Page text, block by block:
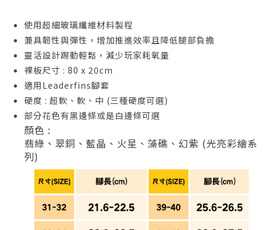
使用超細玻璃纖維材料製程
兼具韌性與彈性，增加推進效率且降低腿部負擔
靈活設計踢動輕鬆，減少玩家耗氧量
裸板尺寸 : 80 x 20cm
適用Leaderfins腳套
硬度 : 超軟、軟、中 (三種硬度可選)
部分花色有黑邊條或是白邊條可選
顏色 :
翡綠、翠銅、藍晶、火星、藻礁、幻紫 (光亮彩繪系
列)